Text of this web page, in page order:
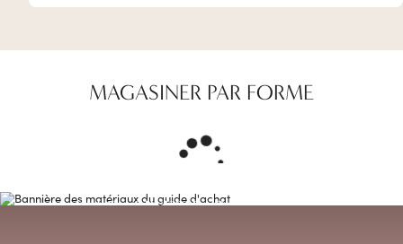
MAGASINER PAR FORME
MAGASINER PAR MATÉRIAU